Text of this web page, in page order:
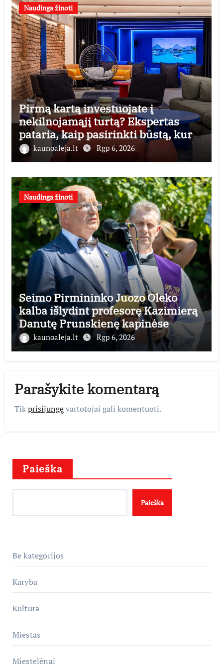
Naudinga žinoti
Pirmą kartą investuojate į
nekilnojamąjį turtą? Ekspertas
pataria, kaip pasirinkti būstą, kuris
generuos grąžą
kaunoaleja.lt Rgp 6, 2026
Naudinga žinoti
Seimo Pirmininko Juozo Oleko
kalba išlydint profesorę Kazimierą
Danutę Prunskienę kapinėse
kaunoaleja.lt Rgp 6, 2026
Parašykite komentarą
Tikprisijungęvartotojai gali komentuoti.
Paieška
Paieška
Be kategorijos
Karyba
Kultūra
Miestas
Miestelėnai